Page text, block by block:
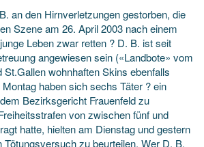
an den Hirnverletzungen gestorben, die
Szene am 26. April 2003 nach einem
Leben zwar retten ? D. B. ist seit
angewiesen sein («Landbote» vom
wohnhaften Skins ebenfalls
haben sich sechs Täter ? ein
Bezirksgericht Frauenfeld zu
von zwischen fünf und
hatte, hielten am Dienstag und gestern
zu beurteilen. Wer D. B.